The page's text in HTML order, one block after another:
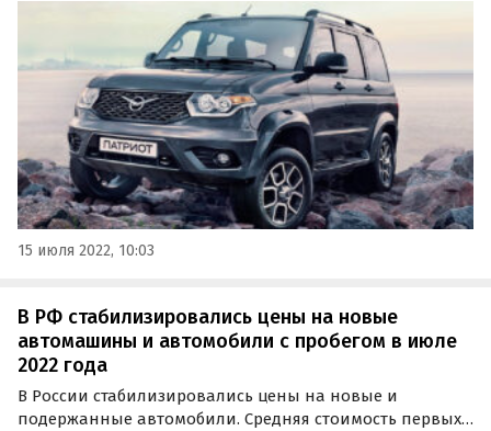
портал «Автоновости дня», редакция которого изучила
свежие прайс-листы УАЗа.
15 июля 2022, 10:03
В РФ стабилизировались цены на новые
автомашины и автомобили с пробегом в июле
2022 года
В России стабилизировались цены на новые и
подержанные автомобили. Средняя стоимость первых